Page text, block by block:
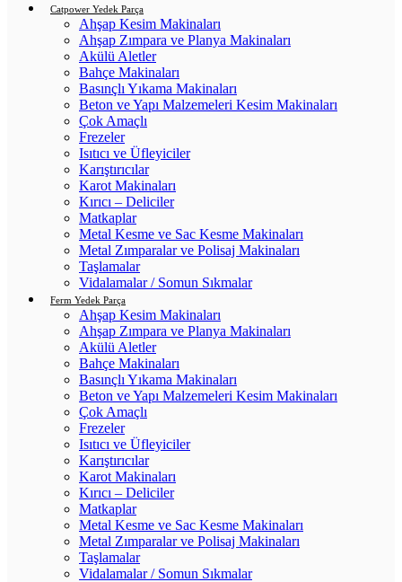
Catpower Yedek Parça
Ahşap Kesim Makinaları
Ahşap Zımpara ve Planya Makinaları
Akülü Aletler
Bahçe Makinaları
Basınçlı Yıkama Makinaları
Beton ve Yapı Malzemeleri Kesim Makinaları
Çok Amaçlı
Frezeler
Isıtıcı ve Üfleyiciler
Karıştırıcılar
Karot Makinaları
Kırıcı – Deliciler
Matkaplar
Metal Kesme ve Sac Kesme Makinaları
Metal Zımparalar ve Polisaj Makinaları
Taşlamalar
Vidalamalar / Somun Sıkmalar
Ferm Yedek Parça
Ahşap Kesim Makinaları
Ahşap Zımpara ve Planya Makinaları
Akülü Aletler
Bahçe Makinaları
Basınçlı Yıkama Makinaları
Beton ve Yapı Malzemeleri Kesim Makinaları
Çok Amaçlı
Frezeler
Isıtıcı ve Üfleyiciler
Karıştırıcılar
Karot Makinaları
Kırıcı – Deliciler
Matkaplar
Metal Kesme ve Sac Kesme Makinaları
Metal Zımparalar ve Polisaj Makinaları
Taşlamalar
Vidalamalar / Somun Sıkmalar